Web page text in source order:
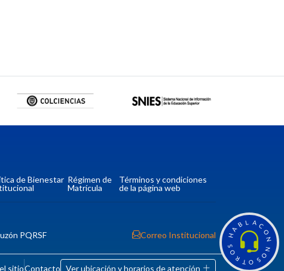
H
A
B L A C
O
N
N
O
S
O
T
R
O
S
de Bienestar Régimen de
Matrícula
Términos y condiciones
de la página web
PQRSF Correo Institucional
sitioContacto Ver ubicación y horarios de atención